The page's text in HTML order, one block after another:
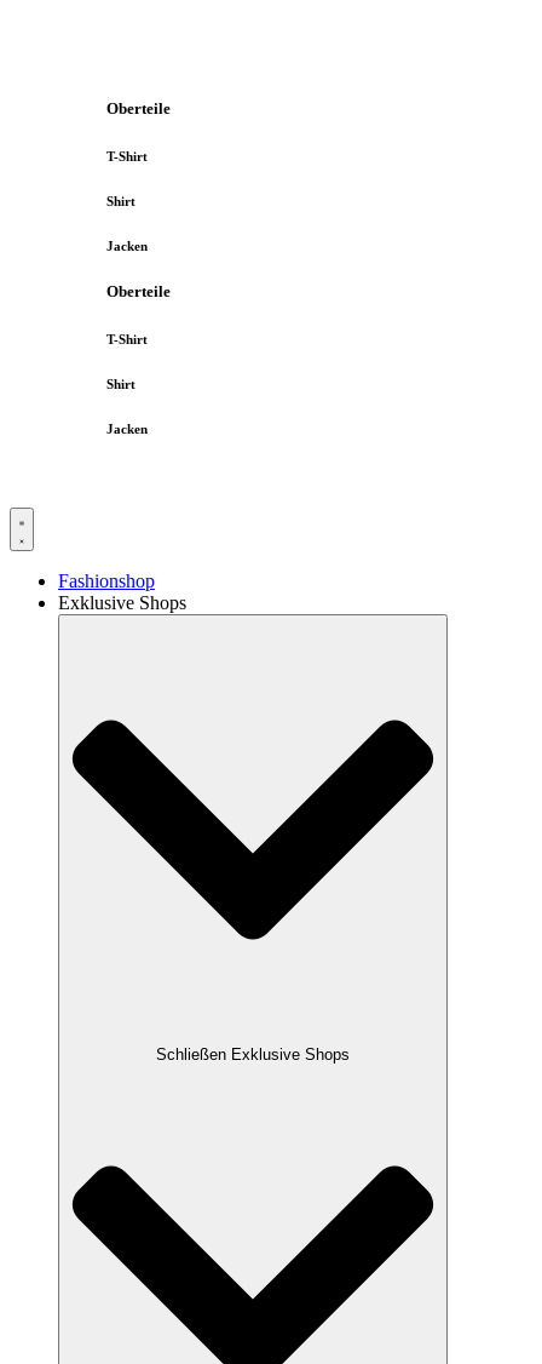
Oberteile
T-Shirt
Shirt
Jacken
Oberteile
T-Shirt
Shirt
Jacken
Fashionshop
Exklusive Shops
Schließen Exklusive Shops